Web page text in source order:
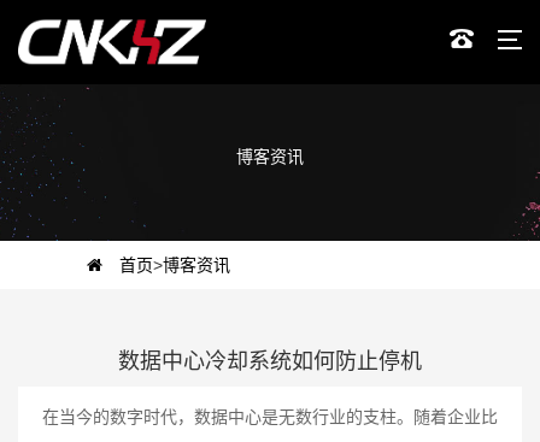
博客资讯
首页>博客资讯
数据中心冷却系统如何防止停机
在当今的数字时代，数据中心是无数行业的支柱。随着企业比